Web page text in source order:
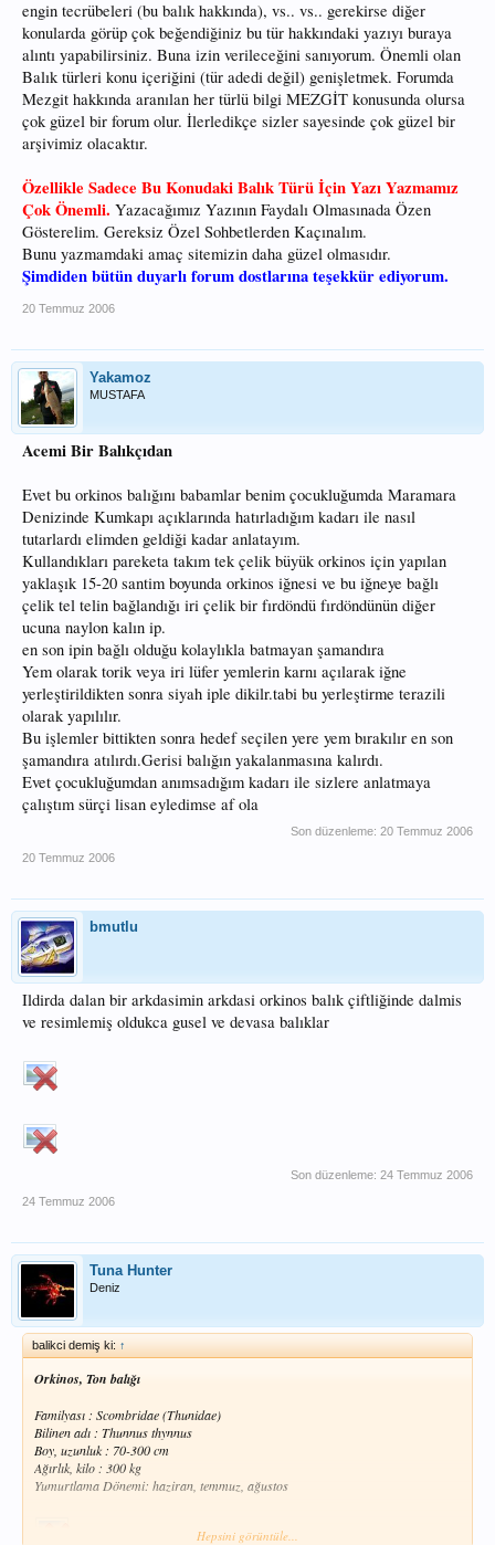
engin tecrübeleri (bu balık hakkında), vs.. vs.. gerekirse diğer
konularda görüp çok beğendiğiniz bu tür hakkındaki yazıyı buraya
alıntı yapabilirsiniz. Buna izin verileceğini sanıyorum. Önemli olan
Balık türleri konu içeriğini (tür adedi değil) genişletmek. Forumda
Mezgit hakkında aranılan her türlü bilgi MEZGİT konusunda olursa
çok güzel bir forum olur. İlerledikçe sizler sayesinde çok güzel bir
arşivimiz olacaktır.
Özellikle Sadece Bu Konudaki Balık Türü İçin Yazı Yazmamız
Çok Önemli. Yazacağımız Yazının Faydalı Olmasınada Özen
Gösterelim. Gereksiz Özel Sohbetlerden Kaçınalım.
Bunu yazmamdaki amaç sitemizin daha güzel olmasıdır.
Şimdiden bütün duyarlı forum dostlarına teşekkür ediyorum.
20 Temmuz 2006
Yakamoz
MUSTAFA
Acemi Bir Balıkçıdan
Evet bu orkinos balığını babamlar benim çocukluğumda Maramara
Denizinde Kumkapı açıklarında hatırladığım kadarı ile nasıl
tutarlardı elimden geldiği kadar anlatayım.
Kullandıkları pareketa takım tek çelik büyük orkinos için yapılan
yaklaşık 15-20 santim boyunda orkinos iğnesi ve bu iğneye bağlı
çelik tel telin bağlandığı iri çelik bir fırdöndü fırdöndünün diğer
ucuna naylon kalın ip.
en son ipin bağlı olduğu kolaylıkla batmayan şamandıra
Yem olarak torik veya iri lüfer yemlerin karnı açılarak iğne
yerleştirildikten sonra siyah iple dikilr.tabi bu yerleştirme terazili
olarak yapılılır.
Bu işlemler bittikten sonra hedef seçilen yere yem bırakılır en son
şamandıra atılırdı.Gerisi balığın yakalanmasına kalırdı.
Evet çocukluğumdan anımsadığım kadarı ile sizlere anlatmaya
çalıştım sürçi lisan eyledimse af ola
Son düzenleme: 20 Temmuz 2006
20 Temmuz 2006
bmutlu
Ildirda dalan bir arkdasimin arkdasi orkinos balık çiftliğinde dalmis
ve resimlemiş oldukca gusel ve devasa balıklar
Son düzenleme: 24 Temmuz 2006
24 Temmuz 2006
Tuna Hunter
Deniz
balikci demiş ki: ↑
Orkinos, Ton balığı
Familyası : Scombridae (Thunidae)
Bilinen adı : Thunnus thynnus
Boy, uzunluk : 70-300 cm
Ağırlık, kilo : 300 kg
Yumurtlama Dönemi: haziran, temmuz, ağustos
Hepsini görüntüle...